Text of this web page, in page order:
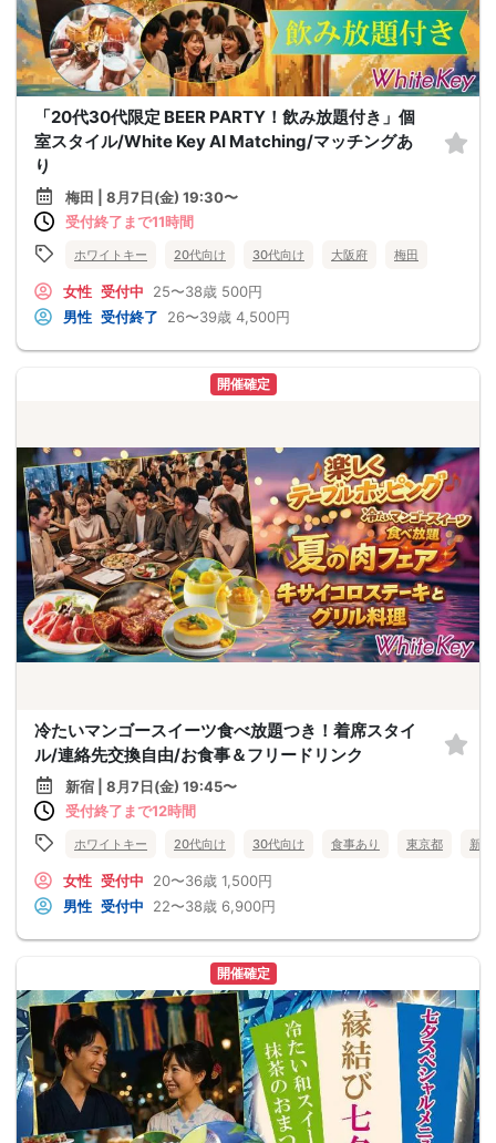
「20代30代限定 BEER PARTY！飲み放題付き」個
室スタイル/White Key AI Matching/マッチングあ
り
梅田 | 8月7日(金) 19:30〜
受付終了まで11時間
ホワイトキー 20代向け 30代向け 大阪府 梅田
女性 受付中 25〜38歳 500円
男性 受付終了 26〜39歳 4,500円
開催確定
冷たいマンゴースイーツ食べ放題つき！着席スタイ
ル/連絡先交換自由/お食事＆フリードリンク
新宿 | 8月7日(金) 19:45〜
受付終了まで12時間
ホワイトキー 20代向け 30代向け 食事あり 東京都 新宿
女性 受付中 20〜36歳 1,500円
男性 受付中 22〜38歳 6,900円
開催確定